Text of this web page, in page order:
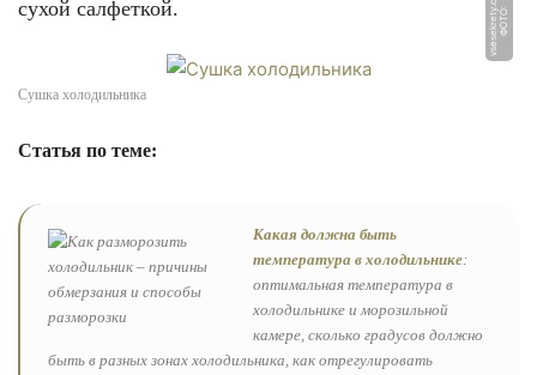
сухой салфеткой. Ф
О
Т
О:
v
s
e
s
e
k
r
e
t
y.
c
o
m
Сушка холодильника
Статья по теме:
Какая должна быть
температура в холодильнике:
оптимальная температура в
холодильнике и морозильной
камере, сколько градусов должно
быть в разных зонах холодильника, как отрегулировать